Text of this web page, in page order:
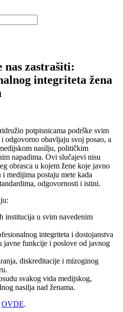
nas zastrašiti:
integriteta žena
potpisnicama podrške svim
odgovorno obavljaju svoj posao, a
nasilju, političkim
napadima. Ovi slučajevi nisu
obrasca u kojem žene koje javno
medijima postaju mete kada
odgovornosti i istini.
institucija u svim navedenim
integriteta i dostojanstva
javne funkcije i poslove od javnog
diskreditacije i mizoginog
svakog vida medijskog,
nasilja nad ženama.
OVDE.